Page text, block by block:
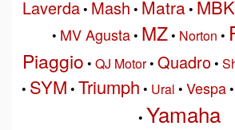
Laverda• Mash • Matra• MBK
• MV Agusta• MZ• Norton •
Piaggio • QJ Motor• Quadro•
• SYM • Triumph • Ural • Vespa•
• Yamaha